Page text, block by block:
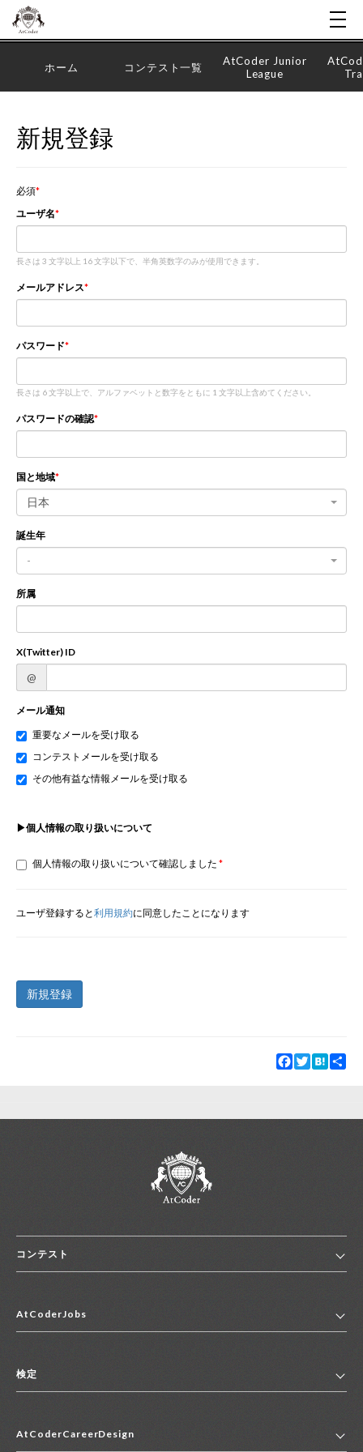
ホーム コンテスト一覧
AtCoder Junior
League
新規登録
必須
ユーザ名
長さは 3 文字以上 16 文字以下で、半角英数字のみが使用できます。
メールアドレス
パスワード
長さは 6 文字以上で、アルファベットと数字をともに 1 文字以上含めてください。
パスワードの確認
国と地域
日本
誕生年
-
所属
X(Twitter) ID
@
メール通知
重要なメールを受け取る
コンテストメールを受け取る
その他有益な情報メールを受け取る
▶個人情報の取り扱いについて
個人情報の取り扱いについて確認しました
ユーザ登録すると利用規約に同意したことになります
新規登録
Facebook
TwitterHatena
コンテスト
コンテスト一覧
便利リンク集
AtCoderJobs
2027年新卒採用求人一覧
中途採用求人一覧
検定
マイページ
AtCoderCareerDesign